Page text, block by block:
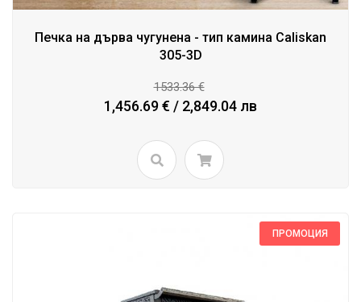
Печка на дърва чугунена - тип камина Caliskan
305-3D
1533.36 €
1,456.69 € / 2,849.04 лв
ПРОМОЦИЯ